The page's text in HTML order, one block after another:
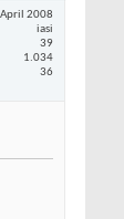
2008
iasi
39
1.034
36